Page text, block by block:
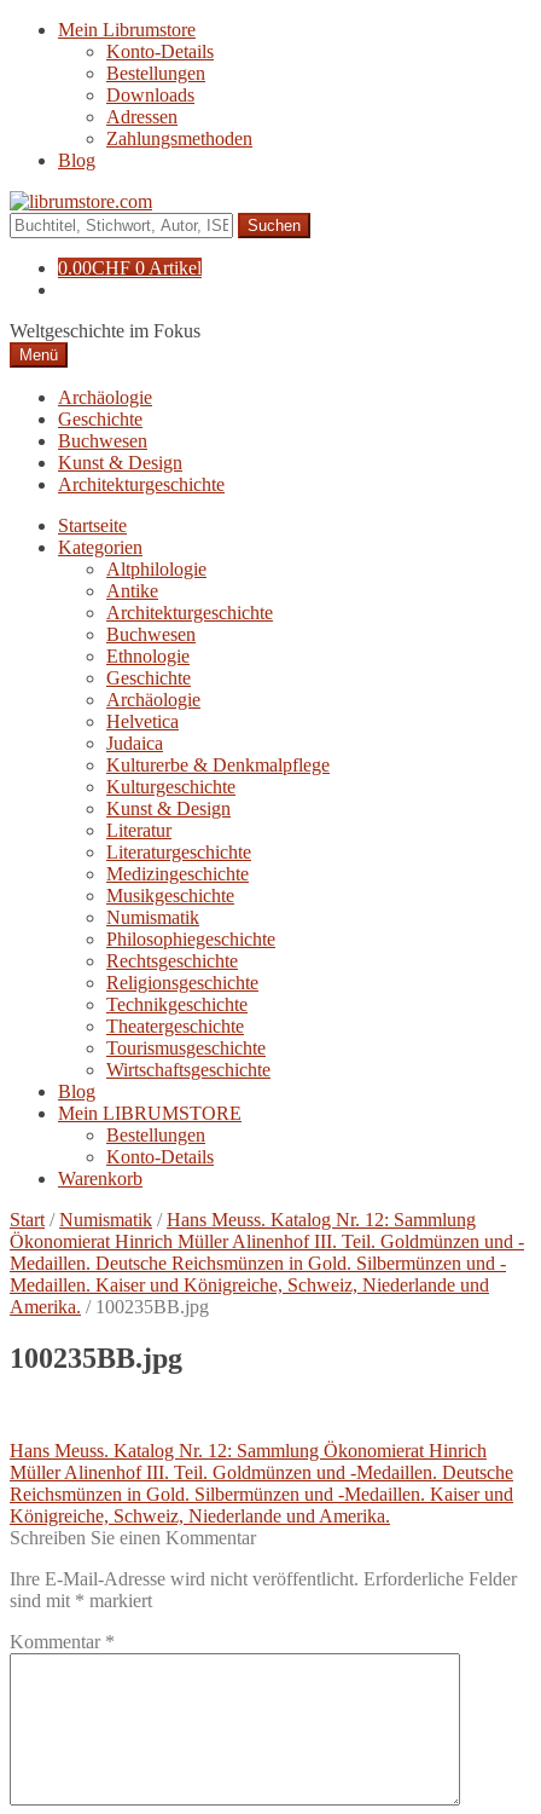
Navigation
Zum
Mein Librumstore
Konto-Details
Bestellungen
Downloads
Adressen
Zahlungsmethoden
Blog
Suche
nach:
0.00CHF 0 Artikel
Weltgeschichte im Fokus
Menü
Archäologie
Geschichte
Buchwesen
Kunst & Design
Architekturgeschichte
Startseite
Kategorien
Altphilologie
Antike
Architekturgeschichte
Buchwesen
Ethnologie
Geschichte
Archäologie
Helvetica
Judaica
Kulturerbe & Denkmalpflege
Kulturgeschichte
Kunst & Design
Literatur
Literaturgeschichte
Medizingeschichte
Musikgeschichte
Numismatik
Philosophiegeschichte
Rechtsgeschichte
Religionsgeschichte
Technikgeschichte
Theatergeschichte
Tourismusgeschichte
Wirtschaftsgeschichte
Blog
Mein LIBRUMSTORE
Bestellungen
Konto-Details
Warenkorb
Start /Numismatik /Hans Meuss. Katalog Nr. 12: Sammlung
Ökonomierat Hinrich Müller Alinenhof III. Teil. Goldmünzen und -
Medaillen. Deutsche Reichsmünzen in Gold. Silbermünzen und -
Medaillen. Kaiser und Königreiche, Schweiz, Niederlande und
Amerika. / 100235BB.jpg
100235BB.jpg
Beitragsnavigation
Vorheriger
Beitrag:
Hans Meuss. Katalog Nr. 12: Sammlung Ökonomierat Hinrich
Müller Alinenhof III. Teil. Goldmünzen und -Medaillen. Deutsche
Reichsmünzen in Gold. Silbermünzen und -Medaillen. Kaiser und
Königreiche, Schweiz, Niederlande und Amerika.
Schreiben Sie einen Kommentar
Ihre E-Mail-Adresse wird nicht veröffentlicht. Erforderliche Felder
sind mit * markiert
Kommentar *